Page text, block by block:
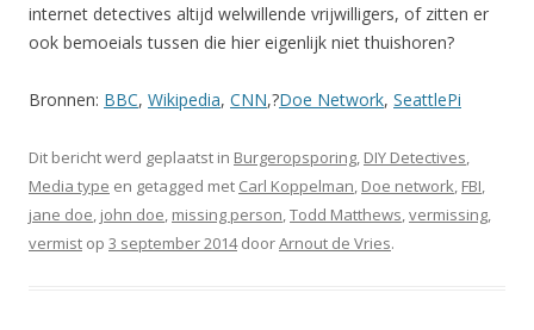
internet detectives altijd welwillende vrijwilligers, of zitten er
ook bemoeials tussen die hier eigenlijk niet thuishoren?
Bronnen: BBC, Wikipedia, CNN,?Doe Network, SeattlePi
Dit bericht werd geplaatst in Burgeropsporing, DIY Detectives,
Media type en getagged met Carl Koppelman, Doe network, FBI,
jane doe, john doe, missing person,Todd Matthews,vermissing,
vermist op 3 september 2014doorArnout de Vries.